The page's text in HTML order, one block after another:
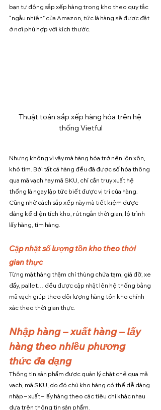
bạn tự động sắp xếp hàng trong kho theo quy tắc
“ngẫu nhiên” của Amazon, tức là hàng sẽ được đặt
ở nơi phù hợp với kích thước.
Thuật toán sắp xếp hàng hóa trên hệ
thống Vietful
Nhưng không vì vậy mà hàng hóa trở nên lộn xộn,
khó tìm. Bởi tất cả hàng đều đã được số hóa thông
qua mã vạch hay mã SKU, chỉ cần truy xuất hệ
thống là ngay lập tức biết được vị trí của hàng.
Cũng nhờ cách sắp xếp này mà tiết kiệm được
đáng kể diện tích kho, rút ngắn thời gian, lộ trình
lấy hàng, tìm hàng.
Cập nhật số lượng tồn kho theo thời
gian thực
Từng mặt hàng thậm chí thùng chứa tạm, giá đỡ, xe
đẩy, pallet… đều được cập nhật lên hệ thống bằng
mã vạch giúp theo dõi lượng hàng tồn kho chính
xác theo thời gian thực.
Nhập hàng – xuất hàng – lấy
hàng theo nhiều phương
thức đa dạng
Thông tin sản phẩm được quản lý chặt chẽ qua mã
vạch, mã SKU, do đó chủ kho hàng có thể dễ dàng
nhập – xuất – lấy hàng theo các tiêu chí khác nhau
dựa trên thông tin sản phẩm.